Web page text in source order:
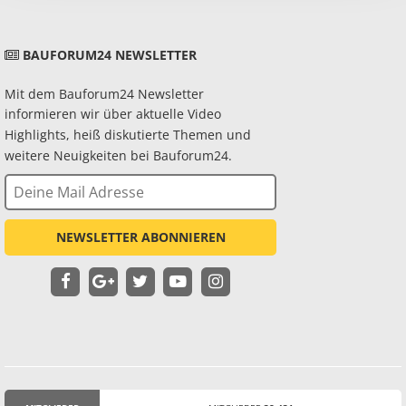
BAUFORUM24 NEWSLETTER
Mit dem Bauforum24 Newsletter
informieren wir über aktuelle Video
Highlights, heiß diskutierte Themen und
weitere Neuigkeiten bei Bauforum24.
NEWSLETTER ABONNIEREN